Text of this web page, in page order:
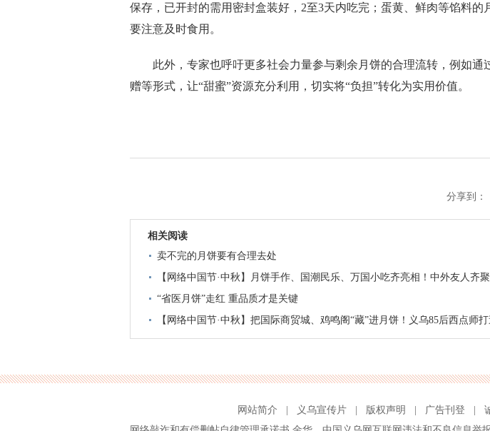
保存，已开封的需用密封盒装好，2至3天内吃完；蛋黄、鲜肉等馅料的
要注意及时食用。
此外，专家也呼吁更多社会力量参与剩余月饼的合理流转，例如通
赠等形式，让“甜蜜”资源充分利用，切实将“负担”转化为实用价值。
分享到：
相关阅读
卖不完的月饼要有合理去处
【网络中国节·中秋】月饼手作、国潮民乐、万国小吃齐亮相！中外友人齐
区，解锁过节新姿势
“省医月饼”走红 重品质才是关键
【网络中国节·中秋】把国际商贸城、鸡鸣阁“藏”进月饼！义乌85后西点师
网站简介 义乌宣传片 版权声明 广告刊登